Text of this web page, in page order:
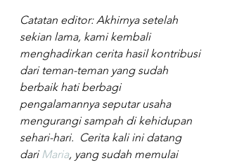
Catatan editor: Akhirnya setelah
sekian lama, kami kembali
menghadirkan cerita hasil kontribusi
dari teman-teman yang sudah
berbaik hati berbagi
pengalamannya seputar usaha
mengurangi sampah di kehidupan
sehari-hari.  Cerita kali ini datang
dari Maria, yang sudah memulai